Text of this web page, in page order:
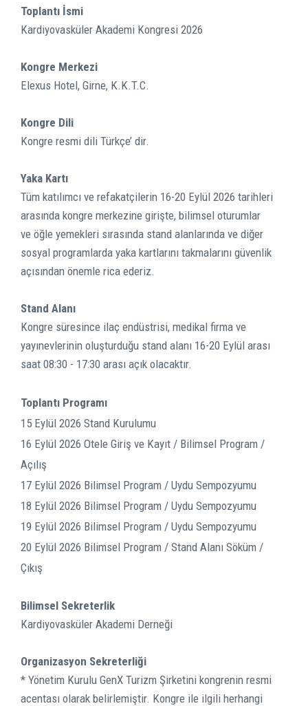
Toplantı İsmi
Kardiyovasküler Akademi Kongresi 2026
Kongre Merkezi
Elexus Hotel, Girne, K.K.T.C.
Kongre Dili
Kongre resmi dili Türkçe’ dir.
Yaka Kartı
Tüm katılımcı ve refakatçilerin 16-20 Eylül 2026 tarihleri
arasında kongre merkezine girişte, bilimsel oturumlar
ve öğle yemekleri sırasında stand alanlarında ve diğer
sosyal programlarda yaka kartlarını takmalarını güvenlik
açısından önemle rica ederiz.
Stand Alanı
Kongre süresince ilaç endüstrisi, medikal firma ve
yayınevlerinin oluşturduğu stand alanı 16-20 Eylül arası
saat 08:30 - 17:30 arası açık olacaktır.
Toplantı Programı
15 Eylül 2026 Stand Kurulumu
16 Eylül 2026 Otele Giriş ve Kayıt / Bilimsel Program /
Açılış
17 Eylül 2026 Bilimsel Program / Uydu Sempozyumu
18 Eylül 2026 Bilimsel Program / Uydu Sempozyumu
19 Eylül 2026 Bilimsel Program / Uydu Sempozyumu
20 Eylül 2026 Bilimsel Program / Stand Alanı Söküm /
Çıkış
Bilimsel Sekreterlik
Kardiyovasküler Akademi Derneği
Organizasyon Sekreterliği
* Yönetim Kurulu GenX Turizm Şirketini kongrenin resmi
acentası olarak belirlemiştir. Kongre ile ilgili herhangi